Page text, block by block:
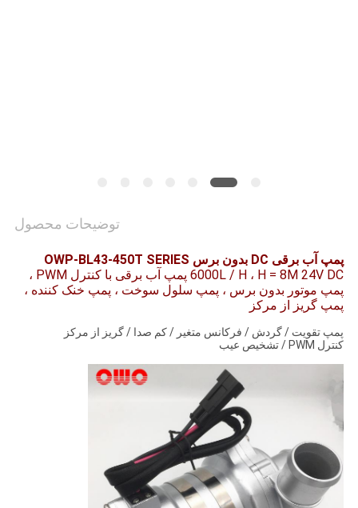
نقشه
سایت
سیاست
حفظ
حریم
خصوصی
توضیحات محصول
پمپ آب برقی DC بدون برس OWP-BL43-450T SERIES
6000L / H ، H = 8M 24V DC پمپ آب برقی با کنترل PWM ،
پمپ موتور بدون برس ، پمپ سلول سوخت ، پمپ خنک کننده ،
پمپ گریز از مرکز
پمپ تقویت / گردش / فرکانس متغیر / کم صدا / گریز از مرکز
کنترل PWM / تشخیص عیب